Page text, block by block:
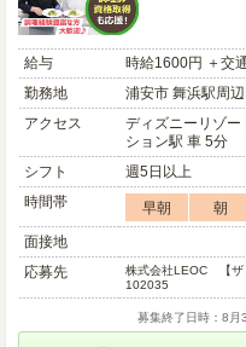
給与
時給1600円 ＋交
勤務地
浦安市 舞浜駅周辺
アクセス
ディズニーリゾー
ション駅 車 5分
シフト
週5日以上
時間帯
早朝 朝
面接地
応募先
株式会社LEOC 【ザ
102035
募集終了日時：8月